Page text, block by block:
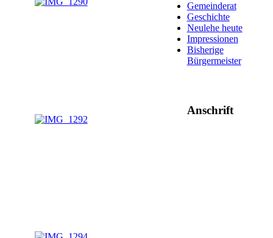
Gemeinderat
Geschichte
Neulehe heute
Impressionen
Bisherige
Bürgermeister
Anschrift